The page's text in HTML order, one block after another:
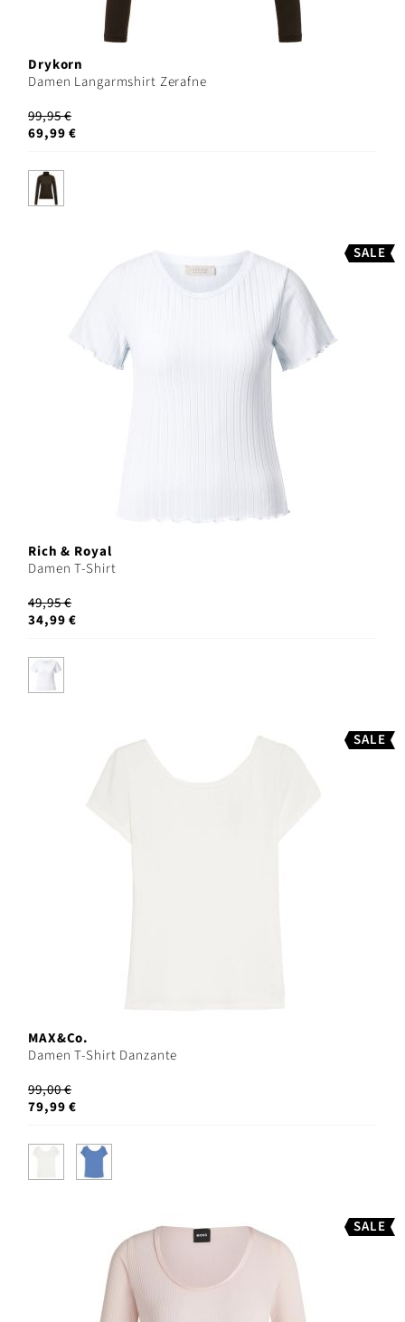
Drykorn
Damen Langarmshirt Zerafne
99,95 €
69,99 €
SALE
Rich & Royal
Damen T-Shirt
49,95 €
34,99 €
SALE
MAX&Co.
Damen T-Shirt Danzante
99,00 €
79,99 €
SALE